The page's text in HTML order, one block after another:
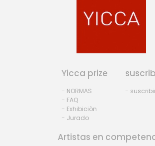
Yicca prize
- NORMAS
- FAQ
- Exhibiciòn
- Jurado
-
Artistas en